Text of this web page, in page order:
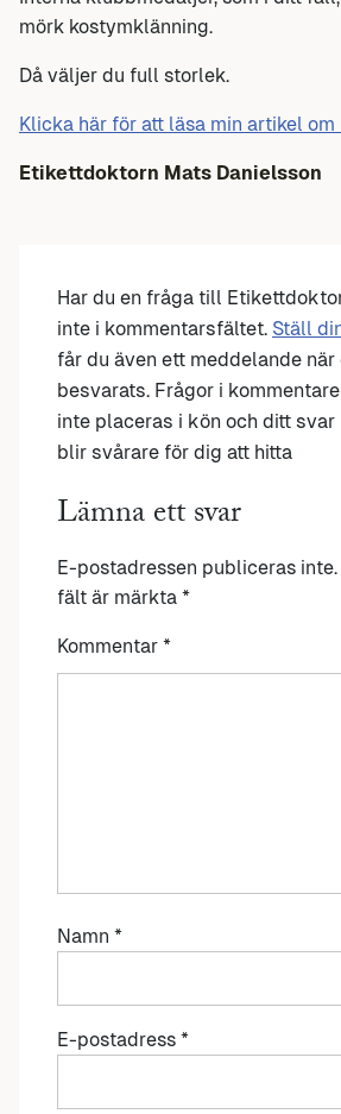
mörk kostymklänning.
Då väljer du full storlek.
Klicka här för att läsa min artikel om
Etikettdoktorn Mats Danielsson
Har du en fråga till
inte i kommentarsfältet. Ställ
får du även ett meddelande
besvarats. Frågor i
inte placeras i kön och ditt svar
blir svårare för dig att hitta
Lämna ett svar
E-postadressen publiceras inte.
fält är märkta *
Kommentar *
Namn *
E-postadress *